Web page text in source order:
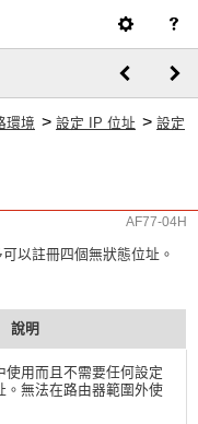
環境 > 設定 IP 位址 > 設定
AF77-04H
以註冊四個無狀態位址。
說明
使用而且不需要任何設定
。無法在路由器範圍外使